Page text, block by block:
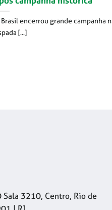
encerrou grande campanha
[...]
Sala 3210, Centro, Rio de